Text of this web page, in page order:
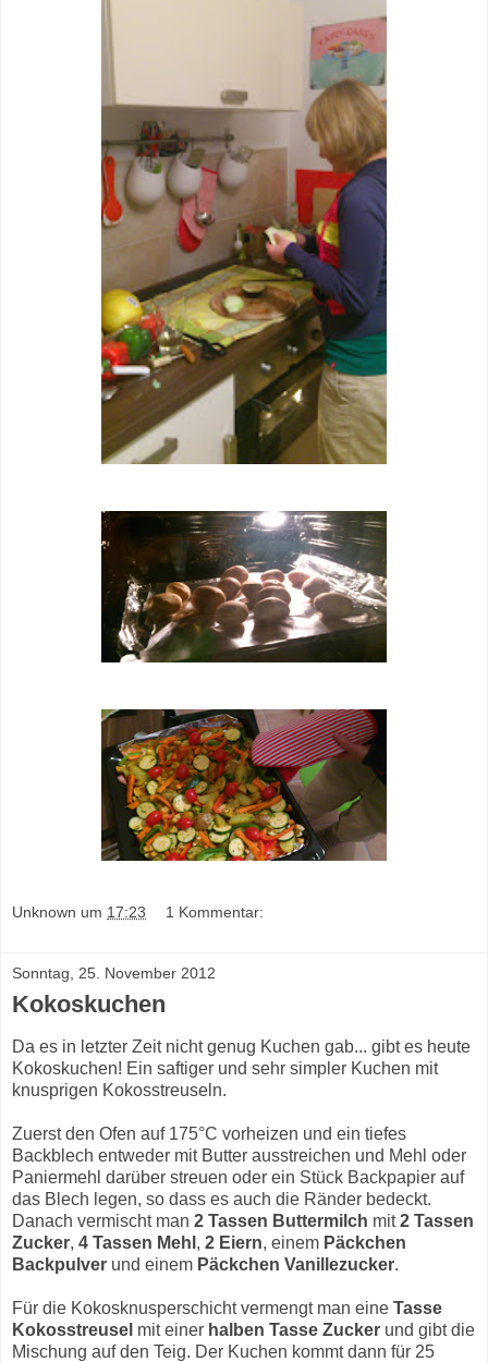
Unknown um 17:23 1 Kommentar:
Sonntag, 25. November 2012
Kokoskuchen
Da es in letzter Zeit nicht genug Kuchen gab... gibt es heute
Kokoskuchen! Ein saftiger und sehr simpler Kuchen mit
knusprigen Kokosstreuseln.
Zuerst den Ofen auf 175°C vorheizen und ein tiefes
Backblech entweder mit Butter ausstreichen und Mehl oder
Paniermehl darüber streuen oder ein Stück Backpapier auf
das Blech legen, so dass es auch die Ränder bedeckt.
Danach vermischt man 2 Tassen Buttermilch mit2 Tassen
Zucker, 4 Tassen Mehl , 2 Eiern, einem Päckchen
Backpulver und einem Päckchen Vanillezucker.
Für die Kokosknusperschicht vermengt man eine Tasse
Kokosstreusel mit einer halben Tasse Zucker und gibt die
Mischung auf den Teig. Der Kuchen kommt dann für 25